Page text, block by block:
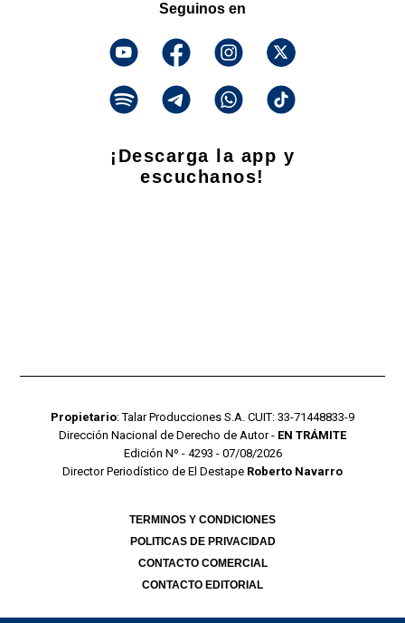
Seguinos en
¡Descarga la app y
escuchanos!
Propietario: Talar Producciones S.A. CUIT: 33-71448833-9
Dirección Nacional de Derecho de Autor - EN TRÁMITE
Edición Nº - 4293 - 07/08/2026
Director Periodístico de El Destape Roberto Navarro
TERMINOS Y CONDICIONES
POLITICAS DE PRIVACIDAD
CONTACTO COMERCIAL
CONTACTO EDITORIAL